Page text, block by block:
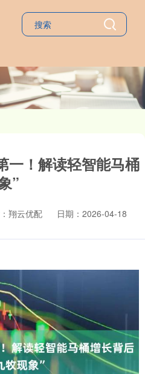
一！解读轻智能马桶
”
翔云优配
日期：2026-04-18